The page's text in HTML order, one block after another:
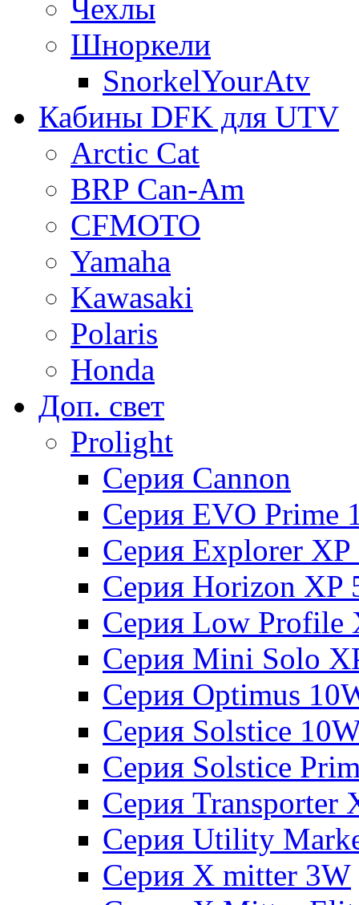
Чехлы
Шноркели
SnorkelYourAtv
Кабины DFK для UTV
Arctic Cat
BRP Can-Am
CFMOTO
Yamaha
Kawasaki
Polaris
Honda
Доп. свет
Prolight
Серия Cannon
Серия EVO Prime
Серия Explorer XP
Серия Horizon XP
Серия Low Profile
Серия Mini Solo
Серия Optimus
Серия Solstice
Серия Solstice
Серия Transporter
Серия Utility
Серия X mitter 3W